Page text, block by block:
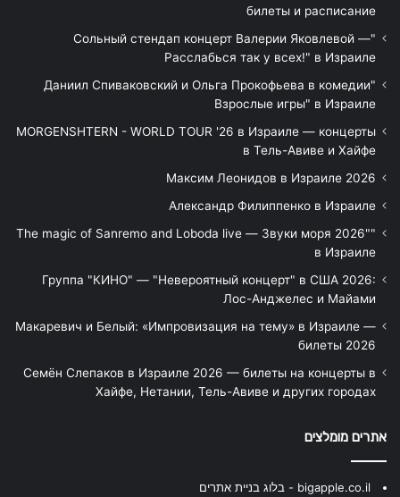
билеты и расписание
"Сольный стендап концерт Валерии Яковлевой —
Расслабься так у всех!" в Израиле
"Даниил Спиваковский и Ольга Прокофьева в комедии
Взрослые игры" в Израиле
MORGENSHTERN - WORLD TOUR '26 в Израиле — концерты
в Тель-Авиве и Хайфе
Максим Леонидов в Израиле 2026
Александр Филиппенко в Израиле
"The magic of Sanremo and Loboda live — Звуки моря 2026"
в Израиле
Группа "КИНО" — "Невероятный концерт" в США 2026:
Лос-Анджелес и Майами
Макаревич и Белый: «Импровизация на тему» в Израиле —
билеты 2026
Семён Слепаков в Израиле 2026 — билеты на концерты в
Хайфе, Нетании, Тель-Авиве и других городах
אתרים מומלצים
bigapple.co.il - בלוג בניית אתרים